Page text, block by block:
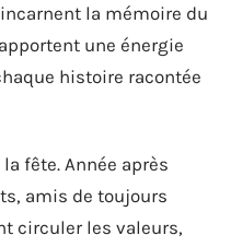
la mémoire du
une énergie
histoire racontée
fête. Année après
amis de toujours
circuler les valeurs,